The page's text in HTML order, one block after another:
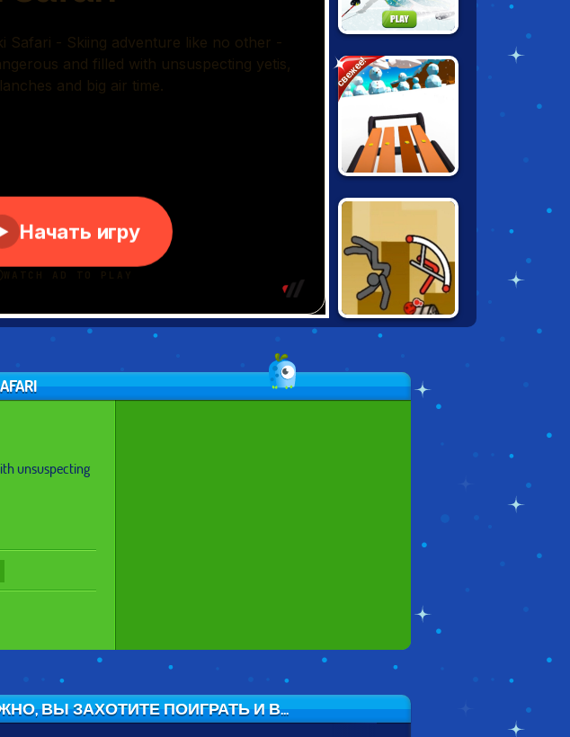
SKI KING 2022
свежее!
SNOW RIDER 3D
HAPPY ROCKING
unsuspecting
ВЫ ЗАХОТИТЕ ПОИГРАТЬ И В...